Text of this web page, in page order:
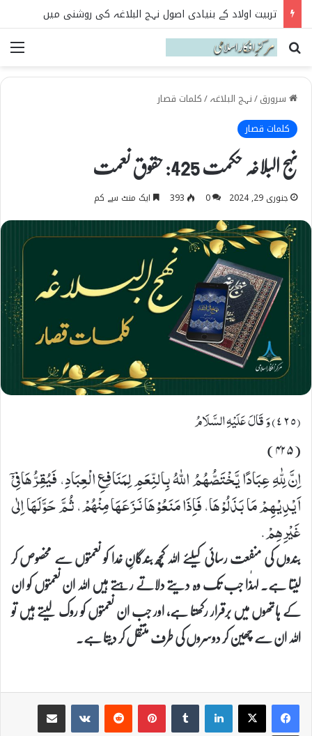
تربیت اولاد کے بنیادی اصول نہج البلاغہ کی روشنی میں
Search for
سرورق/نہج البلاغہ/کلمات قصار
کلمات قصار
نہج البلاغہ حکمت 425: حقوق نعمت
جنوری 29, 2024 0
393 ایک منٹ سے کم
(٤٢٥) وَ قَالَ عَلَیْهِ السَّلَامُ
(۴۲۵)
اِنَّ لِلّٰهِ عِبَادًا یَّخْتَصُّهُمُ اللهُ بِالنِّعَمِ لِمَنَافِعِ الْعِبَادِ، فَیُقِرُّهَافِیْۤ
اَیْدِیْهِمْ مَا بَذَلُوْهَا، فَاِذَا مَنَعُوْهَا نَزَعَهَا مِنْهُمْ، ثُمَّ حَوَّلَهَا اِلٰى
غَیْرِهِمْ.
بندوں کی منفعت رسائی کیلئے اللہ کچھ بندگانِ خدا کو نعمتوں سے مخصوص کر
لیتا ہے۔ لہٰذا جب تک وہ دیتے دلاتے رہتے ہیں اللہ ان نعمتوں کو ان
کے ہاتھوں میں برقرار رکھتا ہے، اور جب ان نعمتوں کو روک لیتے ہیں تو
اللہ ان سے چھین کر دوسروں کی طرف منتقل کر دیتا ہے۔